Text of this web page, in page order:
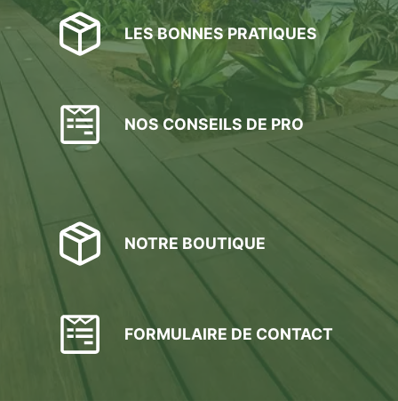
LES BONNES PRATIQUES
NOS CONSEILS DE PRO
NOTRE BOUTIQUE
FORMULAIRE DE CONTACT